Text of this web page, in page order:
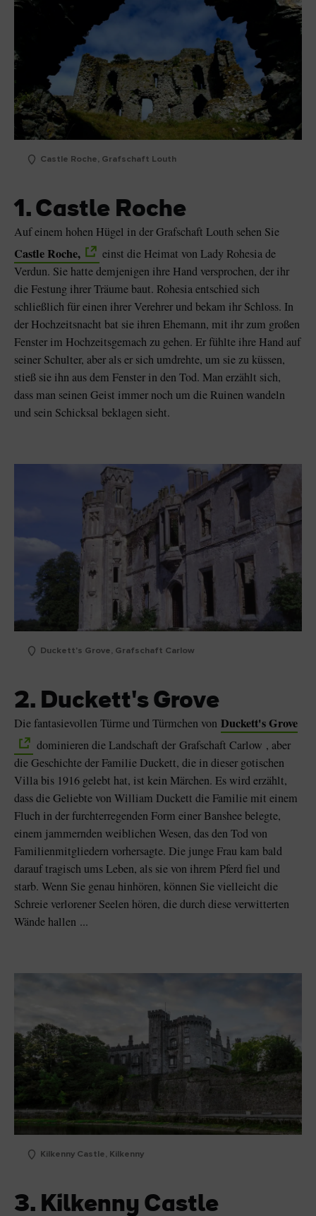
Castle Roche, Grafschaft Louth
1. Castle Roche
Auf einem hohen Hügel in der Grafschaft Louth sehen Sie
Castle Roche,
einst die Heimat von Lady Rohesia de
Verdun. Sie hatte demjenigen ihre Hand versprochen, der ihr
die Festung ihrer Träume baut. Rohesia entschied sich
schließlich für einen ihrer Verehrer und bekam ihr Schloss. In
der Hochzeitsnacht bat sie ihren Ehemann, mit ihr zum großen
Fenster im Hochzeitsgemach zu gehen. Er fühlte ihre Hand auf
seiner Schulter, aber als er sich umdrehte, um sie zu küssen,
stieß sie ihn aus dem Fenster in den Tod. Man erzählt sich,
dass man seinen Geist immer noch um die Ruinen wandeln
und sein Schicksal beklagen sieht.
Duckett's Grove, Grafschaft Carlow
2. Duckett's Grove
Die fantasievollen Türme und Türmchen von Duckett's Grove
dominieren die Landschaft der Grafschaft Carlow , aber
die Geschichte der Familie Duckett, die in dieser gotischen
Villa bis 1916 gelebt hat, ist kein Märchen. Es wird erzählt,
dass die Geliebte von William Duckett die Familie mit einem
Fluch in der furchterregenden Form einer Banshee belegte,
einem jammernden weiblichen Wesen, das den Tod von
Familienmitgliedern vorhersagte. Die junge Frau kam bald
darauf tragisch ums Leben, als sie von ihrem Pferd fiel und
starb. Wenn Sie genau hinhören, können Sie vielleicht die
Schreie verlorener Seelen hören, die durch diese verwitterten
Wände hallen ...
Kilkenny Castle, Kilkenny
3. Kilkenny Castle